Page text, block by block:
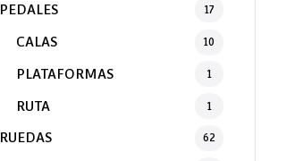
PEDALES 17
CALAS 10
PLATAFORMAS 1
RUTA 1
RUEDAS 62